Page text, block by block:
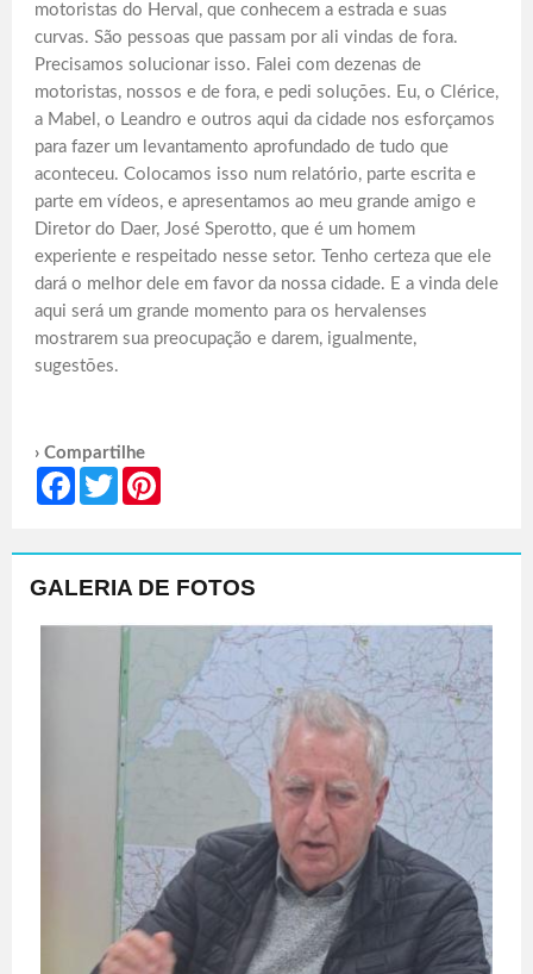
motoristas do Herval, que conhecem a estrada e suas
curvas. São pessoas que passam por ali vindas de fora.
Precisamos solucionar isso. Falei com dezenas de
motoristas, nossos e de fora, e pedi soluções. Eu, o Clérice,
a Mabel, o Leandro e outros aqui da cidade nos esforçamos
para fazer um levantamento aprofundado de tudo que
aconteceu. Colocamos isso num relatório, parte escrita e
parte em vídeos, e apresentamos ao meu grande amigo e
Diretor do Daer, José Sperotto, que é um homem
experiente e respeitado nesse setor. Tenho certeza que ele
dará o melhor dele em favor da nossa cidade. E a vinda dele
aqui será um grande momento para os hervalenses
mostrarem sua preocupação e darem, igualmente,
sugestões.
› Compartilhe
FacebookTwitter
GALERIA DE FOTOS